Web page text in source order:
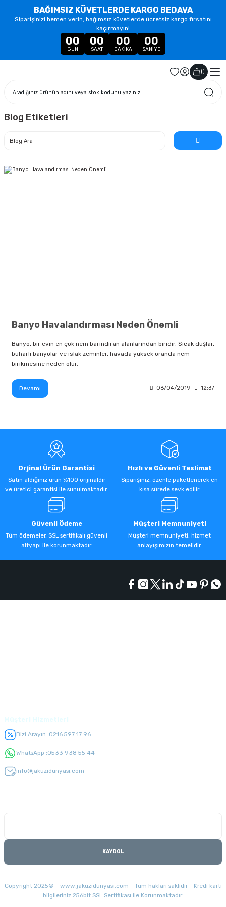
BAĞIMSIZ KÜVETLERDE KARGO BEDAVA
Siparişinizi hemen verin, bağımsız küvetlerde ücretsiz kargo fırsatını
kaçırmayın!
00
GÜN
00
SAAT
00
DAKIKA
00
SANIYE
()
Blog Etiketleri
Banyo Havalandırması Neden Önemli
Banyo, bir evin en çok nem barındıran alanlarından biridir. Sıcak duşlar,
buharlı banyolar ve ıslak zeminler, havada yüksek oranda nem
birikmesine neden olur.
Devamı 06/04/2019 12:37
Orjinal Ürün Garantisi
Satın aldığınız ürün %100 orijinaldir
ve üretici garantisi ile sunulmaktadır.
Hızlı ve Güvenli Teslimat
Siparişiniz, özenle paketlenerek en
kısa sürede sevk edilir.
Güvenli Ödeme
Tüm ödemeler, SSL sertifikalı güvenli
altyapı ile korunmaktadır.
Müşteri Memnuniyeti
Müşteri memnuniyeti, hizmet
anlayışımızın temelidir.
Bizi Arayın :0216 597 17 96
WhatsApp :0533 938 55 44
info@jakuzidunyasi.com
KAYDOL
Copyright 2025© - www.jakuzidunyasi.com - Tüm hakları saklıdır - Kredi kartı
bilgileriniz 256bit SSL Sertifikası ile Korunmaktadır.